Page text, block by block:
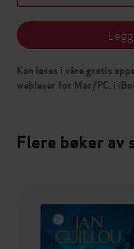
Kan leses i våre gratis
webleser for Mac/PC, i
Flere bøker